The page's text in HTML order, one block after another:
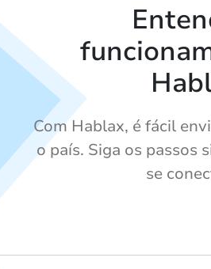
Com Hablax, é fácil
o país. Siga os passos
se